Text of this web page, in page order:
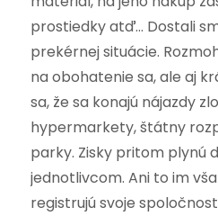
prostiedky atď… Dostali
prekérnej situácie.
na obohatenie sa, ale aj
sa, že sa konajú nájazdy
hypermarkety, štátny
parky. Zisky pritom plynú
jednotlivcom. Ani to im
registrujú svoje